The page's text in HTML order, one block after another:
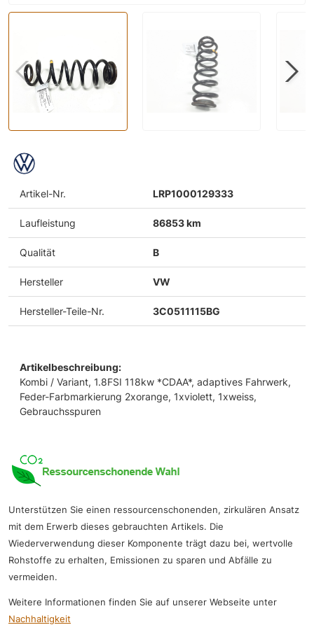
Artikel-Nr. LRP1000129333
Laufleistung 86853 km
Qualität B
Hersteller VW
Hersteller-Teile-Nr. 3C0511115BG
Artikelbeschreibung:
Kombi / Variant, 1.8FSI 118kw *CDAA*, adaptives Fahrwerk,
Feder-Farbmarkierung 2xorange, 1xviolett, 1xweiss,
Gebrauchsspuren
Unterstützen Sie einen ressourcenschonenden, zirkulären Ansatz
mit dem Erwerb dieses gebrauchten Artikels. Die
Wiederverwendung dieser Komponente trägt dazu bei, wertvolle
Rohstoffe zu erhalten, Emissionen zu sparen und Abfälle zu
vermeiden.
Weitere Informationen finden Sie auf unserer Webseite unter
Nachhaltigkeit